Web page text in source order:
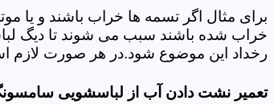
برای مثال اگر تسمه ها خراب باشند و یا
خراب شده باشند سبب می شوند تا دیگ
رخداد این موضوع شود.در هر صورت لازم
تعمیر نشت دادن آب از لباسشویی